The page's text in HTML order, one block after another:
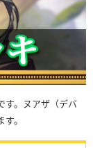
す。ヌアザ（デバ
。